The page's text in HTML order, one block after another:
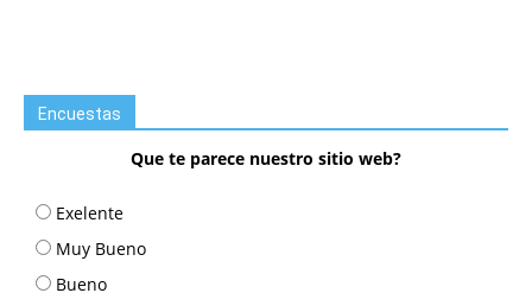
Encuestas
Que te parece nuestro sitio web?
Exelente
Muy Bueno
Bueno